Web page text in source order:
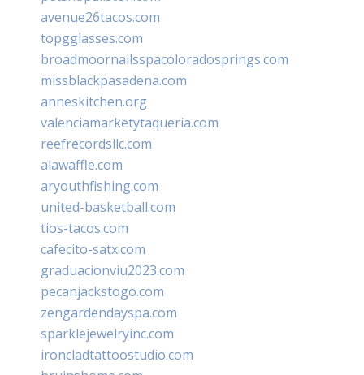
avenue26tacos.com
topgglasses.com
broadmoornailsspacoloradosprings.com
missblackpasadena.com
anneskitchen.org
valenciamarketytaqueria.com
reefrecordsllc.com
alawaffle.com
aryouthfishing.com
united-basketball.com
tios-tacos.com
cafecito-satx.com
graduacionviu2023.com
pecanjackstogo.com
zengardendayspa.com
sparklejewelryinc.com
ironcladtattoostudio.com